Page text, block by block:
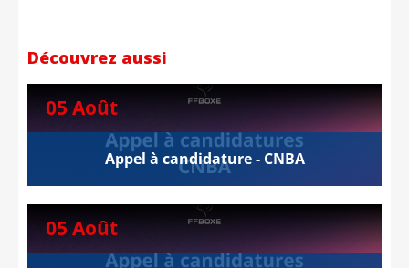
Découvrez aussi
05 Août
Appel à candidature - CNBA
05 Août